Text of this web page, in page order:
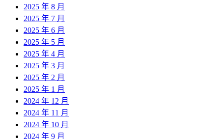
2025 年 8 月
2025 年 7 月
2025 年 6 月
2025 年 5 月
2025 年 4 月
2025 年 3 月
2025 年 2 月
2025 年 1 月
2024 年 12 月
2024 年 11 月
2024 年 10 月
2024 年 9 月